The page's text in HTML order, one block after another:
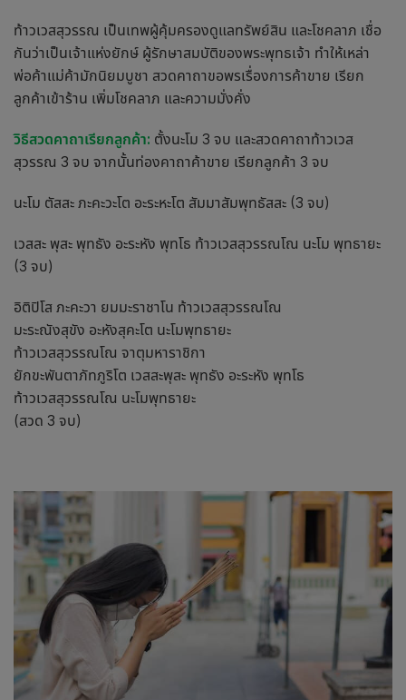
ท้าวเวสสุวรรณ เป็นเทพผู้คุ้มครองดูแลทรัพย์สิน และโชคลาภ เชื่อ
กันว่าเป็นเจ้าแห่งยักษ์ ผู้รักษาสมบัติของพระพุทธเจ้า ทำให้เหล่า
พ่อค้าแม่ค้ามักนิยมบูชา สวดคาถาขอพรเรื่องการค้าขาย เรียก
ลูกค้าเข้าร้าน เพิ่มโชคลาภ และความมั่งคั่ง
วิธีสวดคาถาเรียกลูกค้า: ตั้งนะโม 3 จบ และสวดคาถาท้าวเวส
สุวรรณ 3 จบ จากนั้นท่องคาถาค้าขาย เรียกลูกค้า 3 จบ
นะโม ตัสสะ ภะคะวะโต อะระหะโต สัมมาสัมพุทธัสสะ (3 จบ)
เวสสะ พุสะ พุทธัง อะระหัง พุทโธ ท้าวเวสสุวรรณโณ นะโม พุทธายะ
(3 จบ)
อิติปิโส ภะคะวา ยมมะราชาโน ท้าวเวสสุวรรณโณ
มะระณังสุขัง อะหังสุคะโต นะโมพุทธายะ
ท้าวเวสสุวรรณโณ จาตุมหาราชิกา
ยักขะพันตาภัทภูริโต เวสสะพุสะ พุทธัง อะระหัง พุทโธ
ท้าวเวสสุวรรณโณ นะโมพุทธายะ
(สวด 3 จบ)